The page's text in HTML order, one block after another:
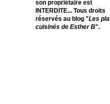
son propriétaire est
INTERDITE... Tous droits
réservés au blog "Les
cuisinés de Esther B".